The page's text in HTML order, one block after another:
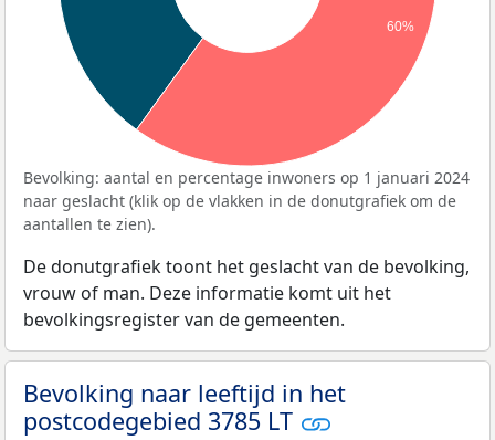
60%
Bevolking: aantal en percentage inwoners op 1 januari 2024
naar geslacht (klik op de vlakken in de donutgrafiek om de
aantallen te zien).
De donutgrafiek toont het geslacht van de bevolking,
vrouw of man. Deze informatie komt uit het
bevolkingsregister van de gemeenten.
Bevolking naar leeftijd in het
postcodegebied 3785 LT